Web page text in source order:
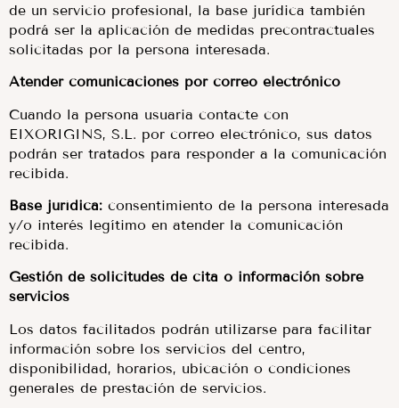
de un servicio profesional, la base jurídica también
podrá ser la aplicación de medidas precontractuales
solicitadas por la persona interesada.
Atender comunicaciones por correo electrónico
Cuando la persona usuaria contacte con
EIXORIGINS, S.L. por correo electrónico, sus datos
podrán ser tratados para responder a la comunicación
recibida.
Base jurídica: consentimiento de la persona interesada
y/o interés legítimo en atender la comunicación
recibida.
Gestión de solicitudes de cita o información sobre
servicios
Los datos facilitados podrán utilizarse para facilitar
información sobre los servicios del centro,
disponibilidad, horarios, ubicación o condiciones
generales de prestación de servicios.